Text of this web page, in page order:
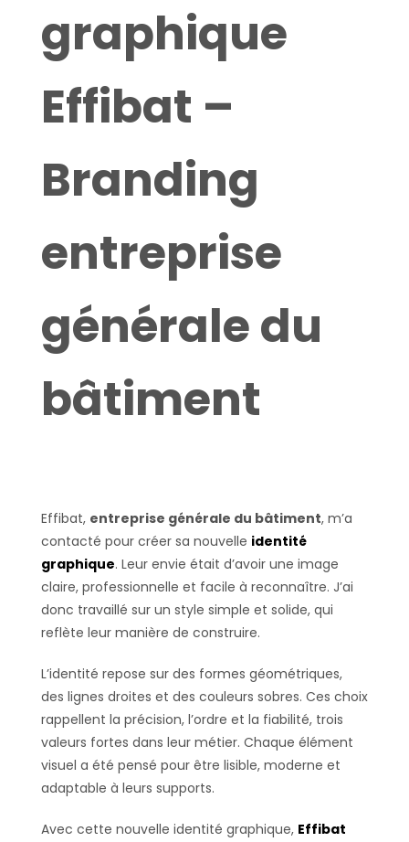
graphique
Effibat –
Branding
entreprise
générale du
bâtiment
Effibat, entreprise générale du bâtiment, m’a
contacté pour créer sa nouvelle identité
graphique. Leur envie était d’avoir une image
claire, professionnelle et facile à reconnaître. J’ai
donc travaillé sur un style simple et solide, qui
reflète leur manière de construire.
L’identité repose sur des formes géométriques,
des lignes droites et des couleurs sobres. Ces choix
rappellent la précision, l’ordre et la fiabilité, trois
valeurs fortes dans leur métier. Chaque élément
visuel a été pensé pour être lisible, moderne et
adaptable à leurs supports.
Avec cette nouvelle identité graphique, Effibat